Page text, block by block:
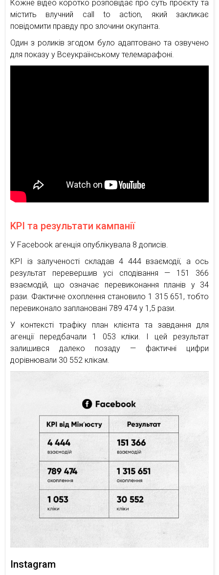
Кожне відео коротко розповідає про суть проєкту та
містить влучний call to action, який закликає
повідомити правду про злочини окупанта.
Один з роликів згодом було адаптовано та озвучено
для показу у Всеукраїнському телемарафоні.
KPI та результати кампанії
У Facebook агенція опублікувала 8 дописів.
КРІ із залученості складав 4 444 взаємодії, а ось
результат перевершив усі сподівання — 151 366
взаємодій, що означає перевиконання планів у 34
рази. Фактичне охоплення становило 1 315 651, тобто
перевиконало заплановані 789 474 у 1,5 рази.
У контексті трафіку план клієнта та завдання для
агенції передбачали 1 053 кліки. І цей результат
залишився далеко позаду — фактичні цифри
дорівнювали 30 552 клікам.
Instagram